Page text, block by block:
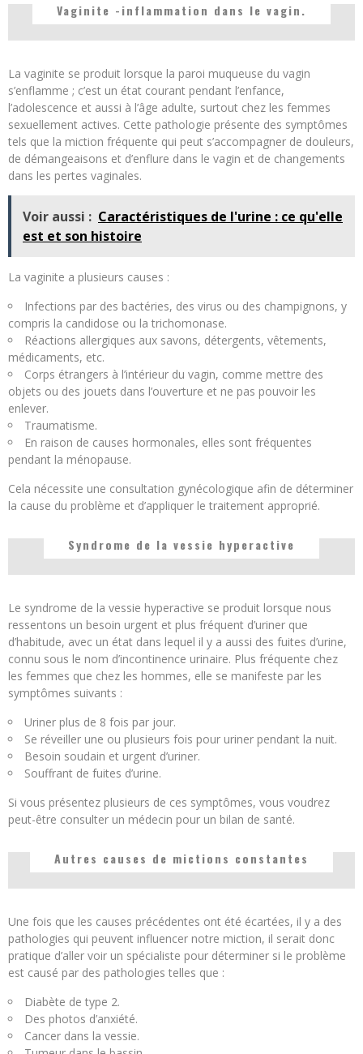
Vaginite -inflammation dans le vagin.
La vaginite se produit lorsque la paroi muqueuse du vagin
s’enflamme ; c’est un état courant pendant l’enfance,
l’adolescence et aussi à l’âge adulte, surtout chez les femmes
sexuellement actives. Cette pathologie présente des symptômes
tels que la miction fréquente qui peut s’accompagner de douleurs,
de démangeaisons et d’enflure dans le vagin et de changements
dans les pertes vaginales.
Voir aussi : Caractéristiques de l'urine : ce qu'elle
est et son histoire
La vaginite a plusieurs causes :
Infections par des bactéries, des virus ou des champignons, y
compris la candidose ou la trichomonase.
Réactions allergiques aux savons, détergents, vêtements,
médicaments, etc.
Corps étrangers à l’intérieur du vagin, comme mettre des
objets ou des jouets dans l’ouverture et ne pas pouvoir les
enlever.
Traumatisme.
En raison de causes hormonales, elles sont fréquentes
pendant la ménopause.
Cela nécessite une consultation gynécologique afin de déterminer
la cause du problème et d’appliquer le traitement approprié.
Syndrome de la vessie hyperactive
Le syndrome de la vessie hyperactive se produit lorsque nous
ressentons un besoin urgent et plus fréquent d’uriner que
d’habitude, avec un état dans lequel il y a aussi des fuites d’urine,
connu sous le nom d’incontinence urinaire. Plus fréquente chez
les femmes que chez les hommes, elle se manifeste par les
symptômes suivants :
Uriner plus de 8 fois par jour.
Se réveiller une ou plusieurs fois pour uriner pendant la nuit.
Besoin soudain et urgent d’uriner.
Souffrant de fuites d’urine.
Si vous présentez plusieurs de ces symptômes, vous voudrez
peut-être consulter un médecin pour un bilan de santé.
Autres causes de mictions constantes
Une fois que les causes précédentes ont été écartées, il y a des
pathologies qui peuvent influencer notre miction, il serait donc
pratique d’aller voir un spécialiste pour déterminer si le problème
est causé par des pathologies telles que :
Diabète de type 2.
Des photos d’anxiété.
Cancer dans la vessie.